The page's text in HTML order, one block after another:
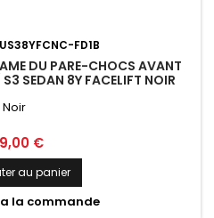
FD1B
DU PARE-CHOCS AVANT
SEDAN 8Y FACELIFT NOIR
Noir
€
au panier
la commande